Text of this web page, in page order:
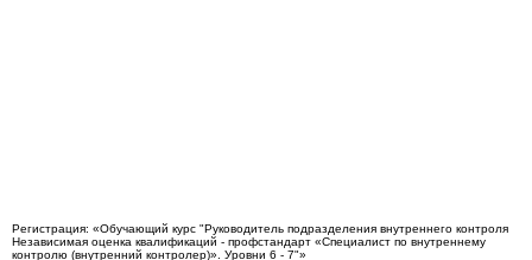
Регистрация: «Обучающий курс "Руководитель подразделения внутреннего контроля
Независимая оценка квалификаций - профстандарт «Специалист по внутреннему
контролю (внутренний контролер)». Уровни 6 - 7"»